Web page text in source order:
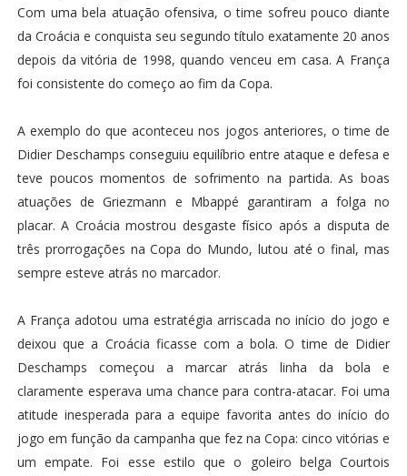
Com uma bela atuação ofensiva, o time sofreu pouco diante
da Croácia e conquista seu segundo título exatamente 20 anos
depois da vitória de 1998, quando venceu em casa. A França
foi consistente do começo ao fim da Copa.
A exemplo do que aconteceu nos jogos anteriores, o time de
Didier Deschamps conseguiu equilíbrio entre ataque e defesa e
teve poucos momentos de sofrimento na partida. As boas
atuações de Griezmann e Mbappé garantiram a folga no
placar. A Croácia mostrou desgaste físico após a disputa de
três prorrogações na Copa do Mundo, lutou até o final, mas
sempre esteve atrás no marcador.
A França adotou uma estratégia arriscada no início do jogo e
deixou que a Croácia ficasse com a bola. O time de Didier
Deschamps começou a marcar atrás linha da bola e
claramente esperava uma chance para contra-atacar. Foi uma
atitude inesperada para a equipe favorita antes do início do
jogo em função da campanha que fez na Copa: cinco vitórias e
um empate. Foi esse estilo que o goleiro belga Courtois